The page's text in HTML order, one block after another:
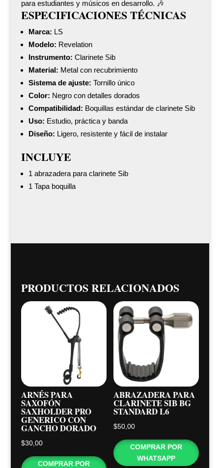
para estudiantes y músicos en desarrollo. 🎶
ESPECIFICACIONES TÉCNICAS
Marca: LS
Modelo: Revelation
Instrumento: Clarinete Sib
Material: Metal con recubrimiento
Sistema de ajuste: Tornillo único
Color: Negro con detalles dorados
Compatibilidad: Boquillas estándar de clarinete Sib
Uso: Estudio, práctica y banda
Diseño: Ligero, resistente y fácil de instalar
INCLUYE
1 abrazadera para clarinete Sib
1 Tapa boquilla
PRODUCTOS RELACIONADOS
ARNÉS PARA
SAXOFÓN
SAXHOLDER PRO
GENERICO CON
GANCHO DORADO
$30,00
COMPRAR POR
ABRAZADERA PARA
CLARINETE SIB BG
STANDARD L6
$50,00
COMPRAR POR
WHATSAPP